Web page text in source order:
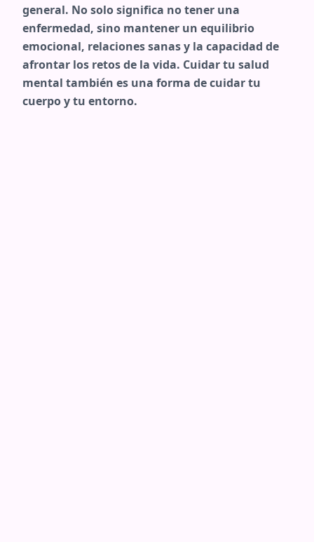
general. No solo significa no tener una
enfermedad, sino mantener un equilibrio
emocional, relaciones sanas y la capacidad de
afrontar los retos de la vida. Cuidar tu salud
mental también es una forma de cuidar tu
cuerpo y tu entorno.